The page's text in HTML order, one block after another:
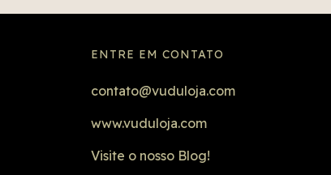
ENTRE EM CONTATO
contato@vuduloja.com
www.vuduloja.com
Visite o nosso Blog!